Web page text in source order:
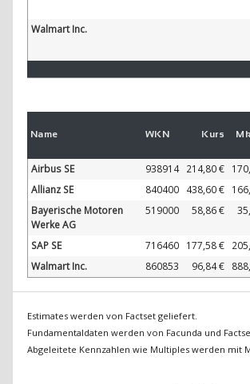
Walmart Inc.
Name WKN Kurs
Airbus SE 938914 214,80 €
Allianz SE
840400 438,60 €
Bayerische Motoren
Werke AG
519000 58,86 €
SAP SE 716460 177,58 €
Walmart Inc.
860853 96,84 €
Estimates werden von Factset geliefert.
Fundamentaldaten werden von Facunda und
Abgeleitete Kennzahlen wie Multiples werden mit